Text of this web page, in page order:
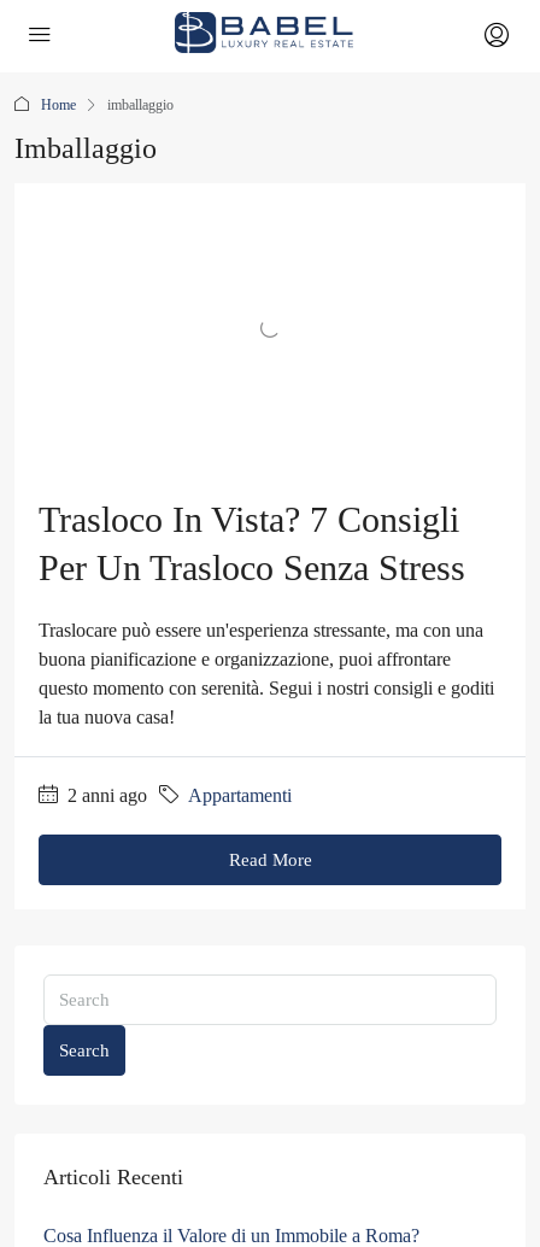
Home imballaggio
Imballaggio
Trasloco In Vista? 7 Consigli
Per Un Trasloco Senza Stress
Traslocare può essere un'esperienza stressante, ma con una
buona pianificazione e organizzazione, puoi affrontare
questo momento con serenità. Segui i nostri consigli e goditi
la tua nuova casa!
2 anni ago Appartamenti
Read More
Search
Articoli Recenti
Cosa Influenza il Valore di un Immobile a Roma?